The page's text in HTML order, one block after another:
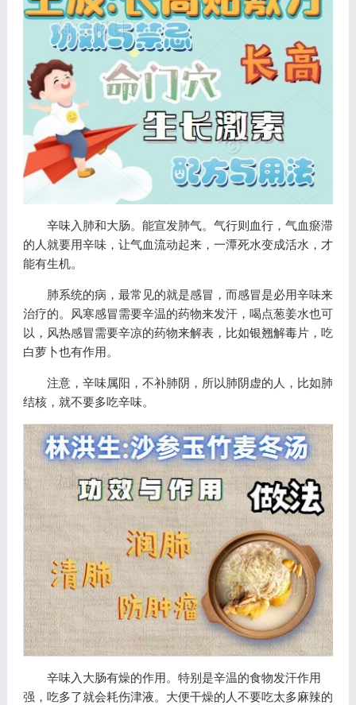
辛味入肺和大肠。能宣发肺气。气行则血行，气血瘀滞
的人就要用辛味，让气血流动起来，一潭死水变成活水，才
能有生机。
肺系统的病，最常见的就是感冒，而感冒是必用辛味来
治疗的。风寒感冒需要辛温的药物来发汗，喝点葱姜水也可
以，风热感冒需要辛凉的药物来解表，比如银翘解毒片，吃
白萝卜也有作用。
注意，辛味属阳，不补肺阴，所以肺阴虚的人，比如肺
结核，就不要多吃辛味。
辛味入大肠有燥的作用。特别是辛温的食物发汗作用
强，吃多了就会耗伤津液。大便干燥的人不要吃太多麻辣的